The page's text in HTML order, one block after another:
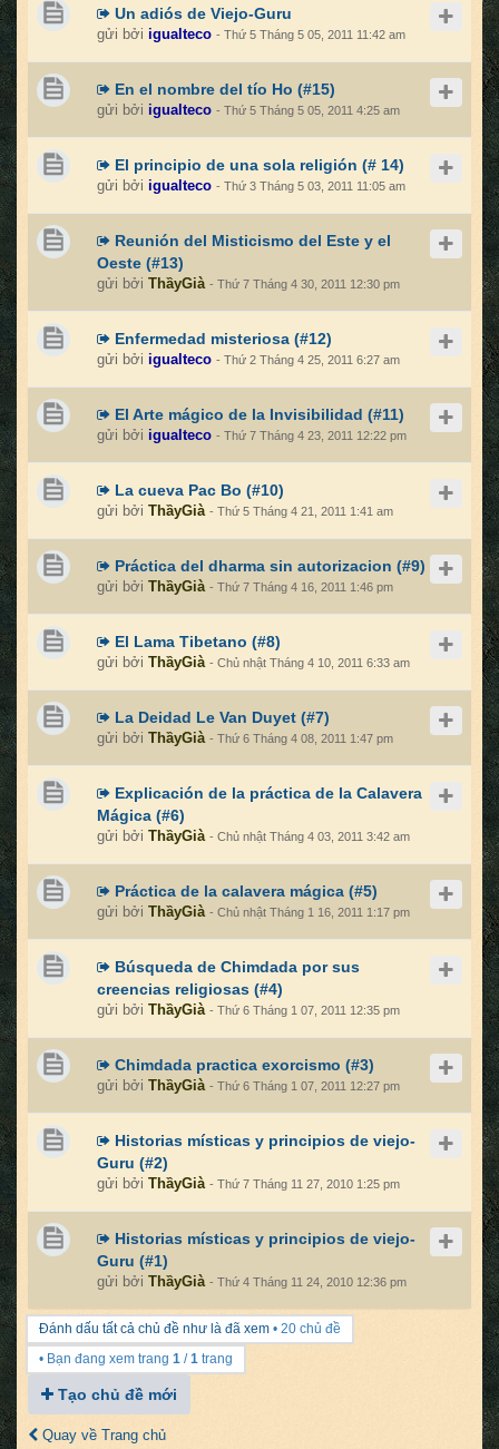
Un adiós de Viejo-Guru
gửi bởi igualteco - Thứ 5 Tháng 5 05, 2011 11:42 am
En el nombre del tío Ho (#15)
gửi bởi igualteco - Thứ 5 Tháng 5 05, 2011 4:25 am
El principio de una sola religión (# 14)
gửi bởi igualteco - Thứ 3 Tháng 5 03, 2011 11:05 am
Reunión del Misticismo del Este y el
Oeste (#13)
gửi bởi ThầyGià - Thứ 7 Tháng 4 30, 2011 12:30 pm
Enfermedad misteriosa (#12)
gửi bởi igualteco - Thứ 2 Tháng 4 25, 2011 6:27 am
El Arte mágico de la Invisibilidad (#11)
gửi bởi igualteco - Thứ 7 Tháng 4 23, 2011 12:22 pm
La cueva Pac Bo (#10)
gửi bởi ThầyGià - Thứ 5 Tháng 4 21, 2011 1:41 am
Práctica del dharma sin autorizacion (#9)
gửi bởi ThầyGià - Thứ 7 Tháng 4 16, 2011 1:46 pm
El Lama Tibetano (#8)
gửi bởi ThầyGià - Chủ nhật Tháng 4 10, 2011 6:33 am
La Deidad Le Van Duyet (#7)
gửi bởi ThầyGià - Thứ 6 Tháng 4 08, 2011 1:47 pm
Explicación de la práctica de la Calavera
Mágica (#6)
gửi bởi ThầyGià - Chủ nhật Tháng 4 03, 2011 3:42 am
Práctica de la calavera mágica (#5)
gửi bởi ThầyGià - Chủ nhật Tháng 1 16, 2011 1:17 pm
Búsqueda de Chimdada por sus
creencias religiosas (#4)
gửi bởi ThầyGià - Thứ 6 Tháng 1 07, 2011 12:35 pm
Chimdada practica exorcismo (#3)
gửi bởi ThầyGià - Thứ 6 Tháng 1 07, 2011 12:27 pm
Historias místicas y principios de viejo-
Guru (#2)
gửi bởi ThầyGià - Thứ 7 Tháng 11 27, 2010 1:25 pm
Historias místicas y principios de viejo-
Guru (#1)
gửi bởi ThầyGià - Thứ 4 Tháng 11 24, 2010 12:36 pm
Đánh dấu tất cả chủ đề như là đã xem • 20 chủ đề
• Bạn đang xem trang 1 /1 trang
Tạo chủ đề mới
Quay về Trang chủ